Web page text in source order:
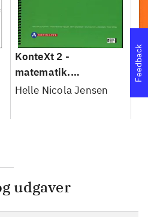
KonteXt 2 -
matematik.
Kopimappe A
Helle Nicola Jensen
udgaver
Feedback